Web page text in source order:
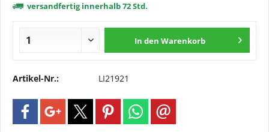
versandfertig innerhalb 72 Std.
In den Warenkorb
Artikel-Nr.: LI21921